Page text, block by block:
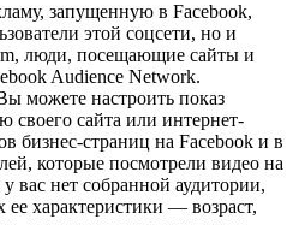
запущенную в Facebook,
этой соцсети, но и
люди, посещающие сайты и
Audience Network.
можете настроить показ
своего сайта или интернет-
бизнес-страниц на Facebook и в
которые посмотрели видео на
вас нет собранной аудитории,
ее характеристики — возраст,